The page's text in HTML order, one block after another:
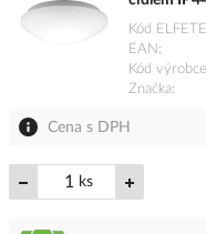
Kód
EAN
Kód výrobce
Značka
Cena s DPH
ks